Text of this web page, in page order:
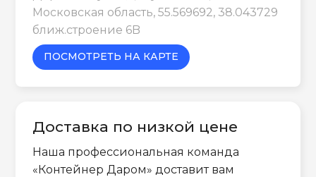
Московская область, 55.569692, 38.043729
ближ.строение 6B
ПОСМОТРЕТЬ НА КАРТЕ
Доставка по низкой цене
Наша профессиональная команда
«Контейнер Даром» доставит вам